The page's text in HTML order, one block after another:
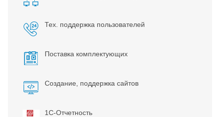
Тех. поддержка пользователей
Поставка комплектующих
Создание, поддержка сайтов
1С-Отчетность